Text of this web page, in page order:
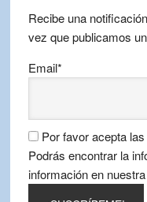
Recibe una
vez que publicamos
Email*
Por favor acepta
Podrás encontrar la
información en